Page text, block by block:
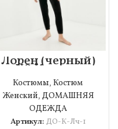
Лорен (черный)
XS Костюм
велюровый
Костюмы,Костюм
Женский, ДОМАШНЯЯ
ОДЕЖДА
Артикул: ДО-К-Лч-1